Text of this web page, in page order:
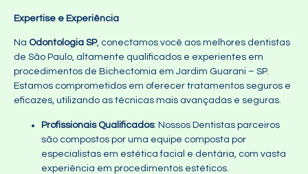
Expertise e Experiência
Na Odontologia SP, conectamos você aos melhores dentistas
de São Paulo, altamente qualificados e experientes em
procedimentos de Bichectomia em Jardim Guarani – SP.
Estamos comprometidos em oferecer tratamentos seguros e
eficazes, utilizando as técnicas mais avançadas e seguras.
Profissionais Qualificados: Nossos Dentistas parceiros
são compostos por uma equipe composta por
especialistas em estética facial e dentária, com vasta
experiência em procedimentos estéticos.